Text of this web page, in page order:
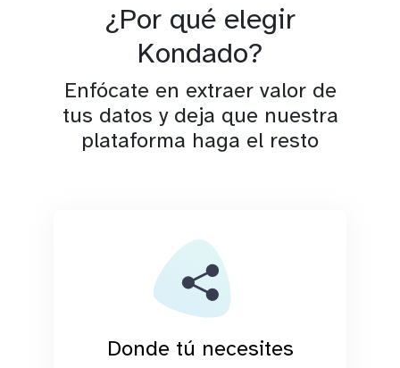
¿Por qué elegir
Kondado?
Enfócate en extraer valor de
tus datos y deja que nuestra
plataforma haga el resto
Donde tú necesites